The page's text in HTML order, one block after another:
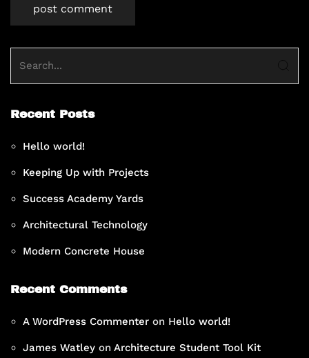
Recent Posts
Hello world!
Keeping Up with Projects
Success Academy Yards
Architectural Technology
Modern Concrete House
Recent Comments
A WordPress Commenter on Hello world!
James Watley on Architecture Student Tool Kit